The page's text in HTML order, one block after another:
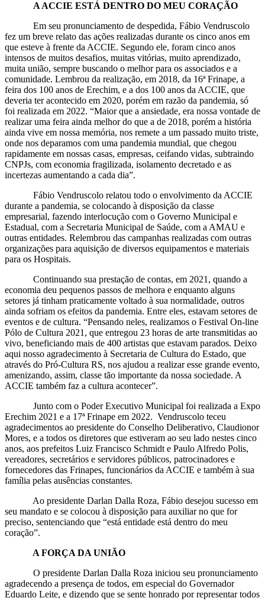
A ACCIE ESTÁ DENTRO DO MEU CORAÇÃO
Em seu pronunciamento de despedida, Fábio Vendruscolo
fez um breve relato das ações realizadas durante os cinco anos em
que esteve à frente da ACCIE. Segundo ele, foram cinco anos
intensos de muitos desafios, muitas vitórias, muito aprendizado,
muita união, sempre buscando o melhor para os associados e a
comunidade. Lembrou da realização, em 2018, da 16ª Frinape, a
feira dos 100 anos de Erechim, e a dos 100 anos da ACCIE, que
deveria ter acontecido em 2020, porém em razão da pandemia, só
foi realizada em 2022. “Maior que a ansiedade, era nossa vontade de
realizar uma feira ainda melhor do que a de 2018, porém a história
ainda vive em nossa memória, nos remete a um passado muito triste,
onde nos deparamos com uma pandemia mundial, que chegou
rapidamente em nossas casas, empresas, ceifando vidas, subtraindo
CNPJs, com economia fragilizada, isolamento decretado e as
incertezas aumentando a cada dia”.
Fábio Vendruscolo relatou todo o envolvimento da ACCIE
durante a pandemia, se colocando à disposição da classe
empresarial, fazendo interlocução com o Governo Municipal e
Estadual, com a Secretaria Municipal de Saúde, com a AMAU e
outras entidades. Relembrou das campanhas realizadas com outras
organizações para aquisição de diversos equipamentos e materiais
para os Hospitais.
Continuando sua prestação de contas, em 2021, quando a
economia deu pequenos passos de melhora e enquanto alguns
setores já tinham praticamente voltado à sua normalidade, outros
ainda sofriam os efeitos da pandemia. Entre eles, estavam setores de
eventos e de cultura. “Pensando neles, realizamos o Festival On-line
Pólo de Cultura 2021, que entregou 23 horas de arte transmitidas ao
vivo, beneficiando mais de 400 artistas que estavam parados. Deixo
aqui nosso agradecimento à Secretaria de Cultura do Estado, que
através do Pró-Cultura RS, nos ajudou a realizar esse grande evento,
amenizando, assim, classe tão importante da nossa sociedade. A
ACCIE também faz a cultura acontecer”.
Junto com o Poder Executivo Municipal foi realizada a Expo
Erechim 2021 e a 17ª Frinape em 2022. Vendruscolo teceu
agradecimentos ao presidente do Conselho Deliberativo, Claudionor
Mores, e a todos os diretores que estiveram ao seu lado nestes cinco
anos, aos prefeitos Luiz Francisco Schmidt e Paulo Alfredo Polis,
vereadores, secretários e servidores públicos, patrocinadores e
fornecedores das Frinapes, funcionários da ACCIE e também à sua
família pelas ausências constantes.
Ao presidente Darlan Dalla Roza, Fábio desejou sucesso em
seu mandato e se colocou à disposição para auxiliar no que for
preciso, sentenciando que “está entidade está dentro do meu
coração”.
A FORÇA DA UNIÃO
O presidente Darlan Dalla Roza iniciou seu pronunciamento
agradecendo a presença de todos, em especial do Governador
Eduardo Leite, e dizendo que se sente honrado por representar todos